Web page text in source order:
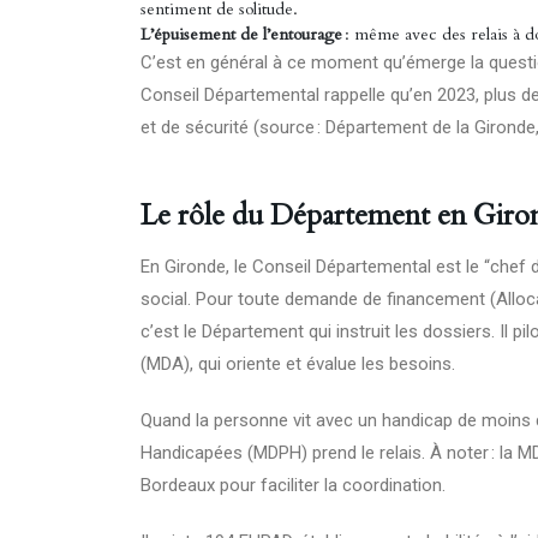
sentiment de solitude.
L’épuisement de l’entourage: même avec des relais à
C’est en général à ce moment qu’émerge la
Conseil Départemental rappelle qu’en 2023, plus
et de sécurité (source : Département de la
Le rôle du Département en
En Gironde, le Conseil Départemental est le
social. Pour toute demande de financement
c’est le Département qui instruit les dossiers. Il
(MDA), qui oriente et évalue les besoins.
Quand la personne vit avec un handicap de
Handicapées (MDPH) prend le relais. À noter : la
Bordeaux pour faciliter la coordination.